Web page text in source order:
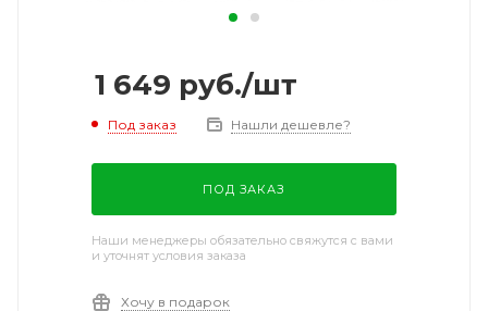
1 649 руб./шт
Под заказ Нашли дешевле?
ПОД ЗАКАЗ
Наши менеджеры обязательно свяжутся с вами
и уточнят условия заказа
Хочу в подарок